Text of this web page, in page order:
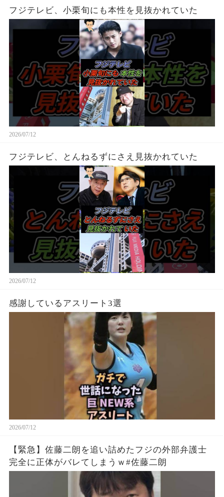
フジテレビ、小栗旬にも本性を見抜かれていた
2026/07/12
フジテレビ、とんねるずにさえ見抜かれていた
2026/07/12
感謝しているアスリート3選
2026/07/12
【緊急】佐藤二朗を追い詰めたフジの外部弁護士
完全に正体がバレてしまうｗ#佐藤二朗